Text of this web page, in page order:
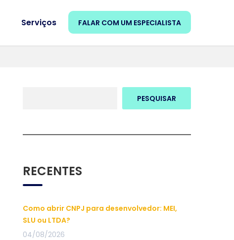
Serviços FALAR COM UM ESPECIALISTA
PESQUISAR
RECENTES
Como abrir CNPJ para desenvolvedor: MEI,
SLU ou LTDA?
04/08/2026